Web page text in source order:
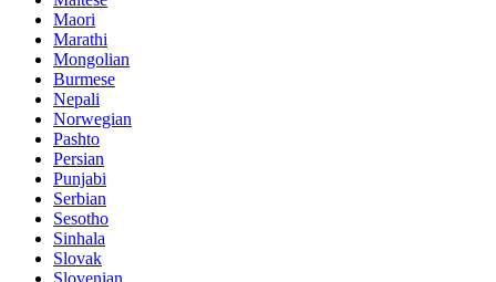
Maori
Marathi
Mongolian
Burmese
Nepali
Norwegian
Pashto
Persian
Punjabi
Serbian
Sesotho
Sinhala
Slovak
Slovenian